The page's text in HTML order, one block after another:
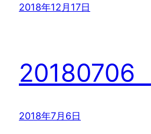
2018年12月17日
2018年7月6日